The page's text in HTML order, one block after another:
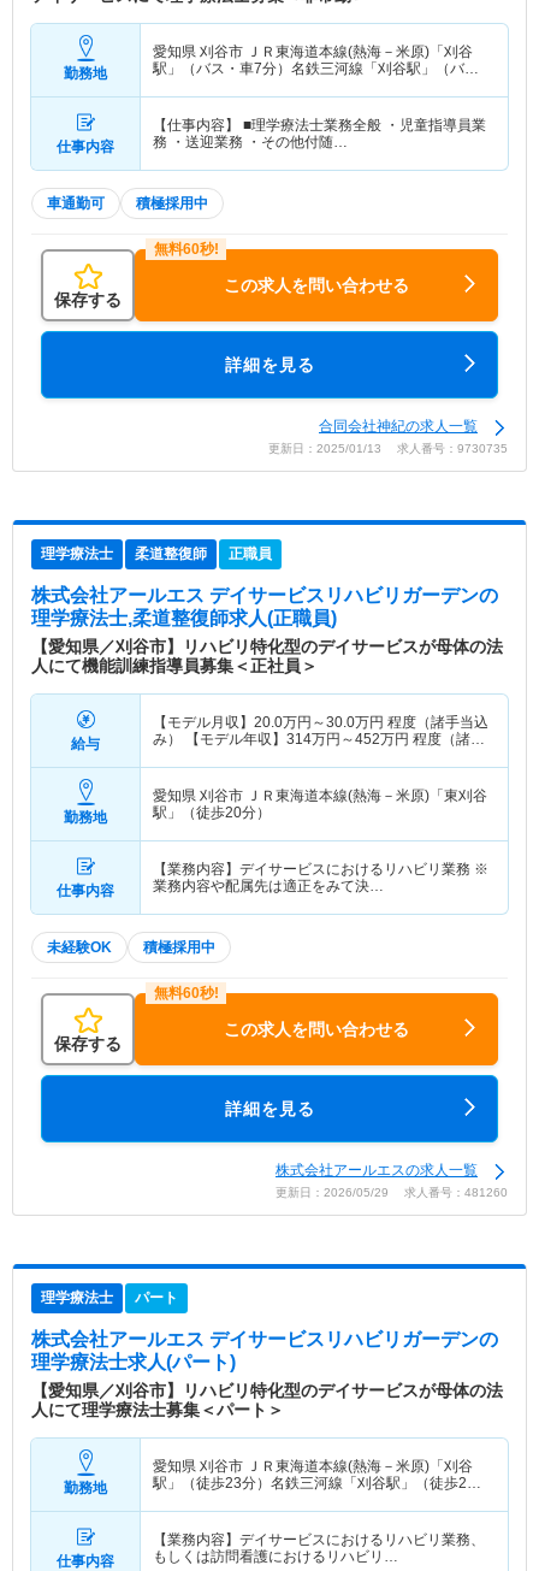
勤務地
愛知県 刈谷市 ＪＲ東海道本線(熱海－米原)「刈谷
駅」（バス・車7分）名鉄三河線「刈谷駅」（バ
仕事内容
【仕事内容】 ■理学療法士業務全般 ・児童指導員業
務 ・送迎業務 ・その他付随…
車通勤可 積極採用中
保存する
この求人を問い合わせる
詳細を見る
合同会社神紀の求人一覧
更新日：2025/01/13 求人番号：9730735
理学療法士 柔道整復師 正職員
株式会社アールエス デイサービスリハビリガーデンの
理学療法士,柔道整復師求人(正職員)
【愛知県／刈谷市】リハビリ特化型のデイサービスが母体の法
人にて機能訓練指導員募集＜正社員＞
給与
【モデル月収】 20.0万円～30.0万円 程度（諸手当込
み） 【モデル年収】 314万円～452万円 程度（諸手
勤務地
愛知県 刈谷市 ＪＲ東海道本線(熱海－米原)「東刈谷
駅」（徒歩20分）
仕事内容
【業務内容】デイサービスにおけるリハビリ業務 ※
業務内容や配属先は適正をみて決…
未経験OK 積極採用中
保存する
この求人を問い合わせる
詳細を見る
株式会社アールエスの求人一覧
更新日：2026/05/29 求人番号：481260
理学療法士 パート
株式会社アールエス デイサービスリハビリガーデンの
理学療法士求人(パート)
【愛知県／刈谷市】リハビリ特化型のデイサービスが母体の法
人にて理学療法士募集＜パート＞
勤務地
愛知県 刈谷市 ＪＲ東海道本線(熱海－米原)「刈谷
駅」（徒歩23分）名鉄三河線「刈谷駅」（徒歩23
仕事内容
【業務内容】デイサービスにおけるリハビリ業務、
もしくは訪問看護におけるリハビリ…